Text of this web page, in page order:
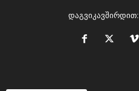
დაგვიკავშირდით: